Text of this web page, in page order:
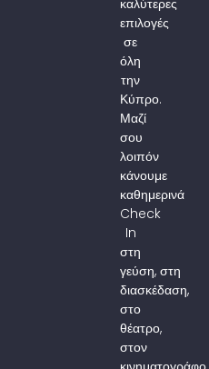
επιλογές
σε
όλη
την
Κύπρο.
Μαζί
σου
λοιπόν
κάνουμε
καθημερινά
Check
In
στη
γεύση, στη
διασκέδαση,
στο
θέατρο,
στον